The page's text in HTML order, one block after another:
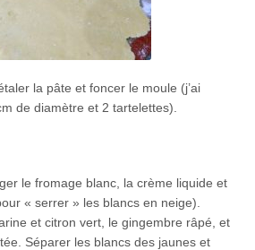
la pâte et foncer le moule (j’ai
de diamètre et 2 tartelettes).
le fromage blanc, la crème liquide et
« serrer » les blancs en neige).
et citron vert, le gingembre râpé, et
Séparer les blancs des jaunes et